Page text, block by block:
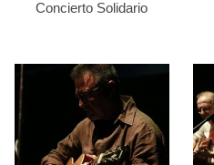
Concierto Solidario